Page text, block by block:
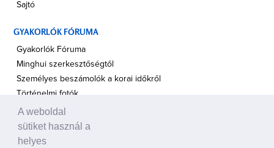
Sajtó
GYAKORLÓK FÓRUMA
Gyakorlók Fóruma
Minghui szerkesztőségtől
Személyes beszámolók a korai időkről
Történelmi fotók
A TÁMOGATÁS HANGJA
Politikusok
A weboldal
sütiket használ a
helyes